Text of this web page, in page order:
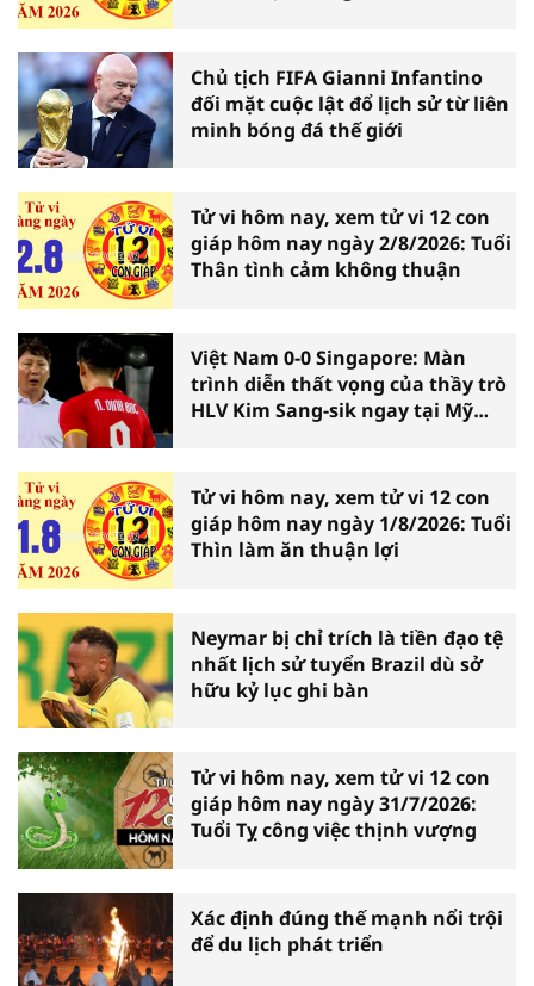
Chủ tịch FIFA Gianni Infantino
đối mặt cuộc lật đổ lịch sử từ liên
minh bóng đá thế giới
Tử vi hôm nay, xem tử vi 12 con
giáp hôm nay ngày 2/8/2026: Tuổi
Thân tình cảm không thuận
Việt Nam 0-0 Singapore: Màn
trình diễn thất vọng của thầy trò
HLV Kim Sang-sik ngay tại Mỹ
Tử vi hôm nay, xem tử vi 12 con
giáp hôm nay ngày 1/8/2026: Tuổi
Thìn làm ăn thuận lợi
Neymar bị chỉ trích là tiền đạo tệ
nhất lịch sử tuyển Brazil dù sở
hữu kỷ lục ghi bàn
Tử vi hôm nay, xem tử vi 12 con
giáp hôm nay ngày 31/7/2026:
Tuổi Tỵ công việc thịnh vượng
Xác định đúng thế mạnh nổi trội
để du lịch phát triển